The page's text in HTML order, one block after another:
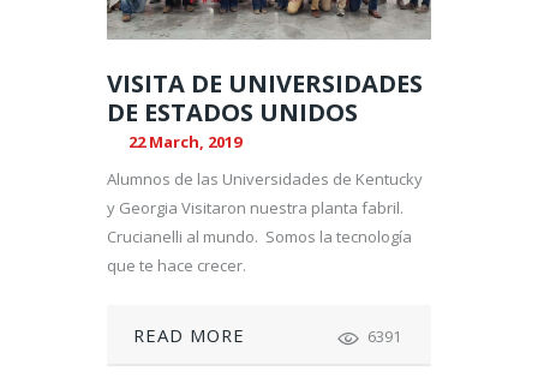
VISITA DE UNIVERSIDADES
DE ESTADOS UNIDOS
22 March, 2019
Alumnos de las Universidades de Kentucky
y Georgia Visitaron nuestra planta fabril.
Crucianelli al mundo. Somos la tecnología
que te hace crecer.
READ MORE 6391